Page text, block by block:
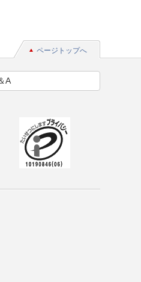
ページトップへ
A